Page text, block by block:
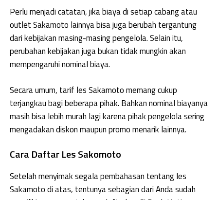
Perlu menjadi catatan, jika biaya di setiap cabang atau
outlet Sakamoto lainnya bisa juga berubah tergantung
dari kebijakan masing-masing pengelola. Selain itu,
perubahan kebijakan juga bukan tidak mungkin akan
mempengaruhi nominal biaya.
Secara umum, tarif les Sakamoto memang cukup
terjangkau bagi beberapa pihak. Bahkan nominal biayanya
masih bisa lebih murah lagi karena pihak pengelola sering
mengadakan diskon maupun promo menarik lainnya.
Cara Daftar Les Sakomoto
Setelah menyimak segala pembahasan tentang les
Sakamoto di atas, tentunya sebagian dari Anda sudah